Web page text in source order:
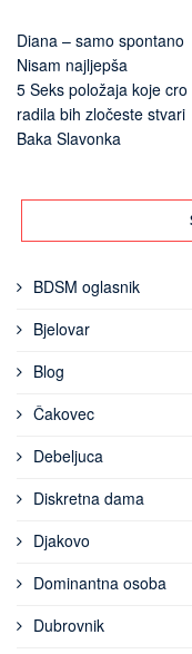
Diana – samo spontano
Nisam najljepša
5 Seks položaja koje
radila bih zločeste stvari
Baka Slavonka
BDSM oglasnik
Bjelovar
Blog
Čakovec
Debeljuca
Diskretna dama
Djakovo
Dominantna osoba
Dubrovnik